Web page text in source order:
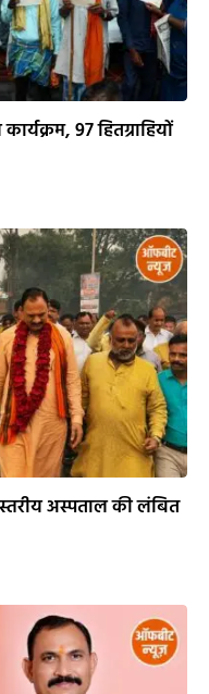
97 हितग्राहियों
अस्पताल की लंबित